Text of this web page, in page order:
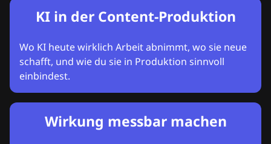
KI in der Content-Produktion
Wo KI heute wirklich Arbeit abnimmt, wo sie neue
schafft, und wie du sie in Produktion sinnvoll
einbindest.
Wirkung messbar machen